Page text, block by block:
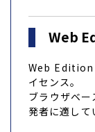
Web
Web Edition
イセンス。
ブラウザベ
発者に適して